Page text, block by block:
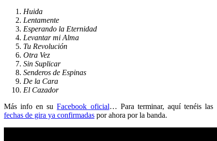
Huida
Lentamente
Esperando la Eternidad
Levantar mi Alma
Tu Revolución
Otra Vez
Sin Suplicar
Senderos de Espinas
De la Cara
El Cazador
Más info en suFacebook oficial… Para terminar, aquí tenéis las
fechas de gira ya confirmadas por ahora por la banda.